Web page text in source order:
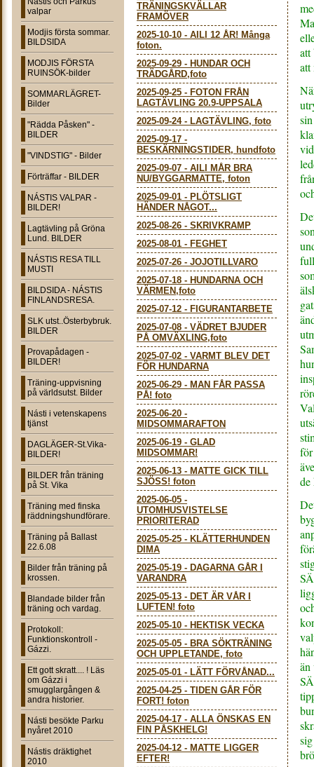
valpar
Modjis första sommar.
BILDSIDA
MODJIS FÖRSTA
RUINSÖK-bilder
SOMMARLÄGRET-
Bilder
"Rädda Påsken" -
BILDER
"VINDSTIG" - Bilder
Förträffar - BILDER
NÁSTIS VALPAR -
BILDER!
Lagtävling på Gröna
Lund. BILDER
NÁSTIS RESA TILL
MUSTI
BILDSIDA - NÁSTIS
FINLANDSRESA.
SLK utst..Österbybruk.
BILDER
Provapådagen -
BILDER!
Träning-uppvisning
på världsutst. Bilder
Násti i vetenskapens
tjänst
DAGLÄGER-St.Vika-
BILDER!
BILDER från träning
på St. Vika
Träning med finska
räddningshundförare.
Träning på Ballast
22.6.08
Bilder från träning på
krossen.
Blandade bilder från
träning och vardag.
Protokoll:
Funktionskontroll -
Gázzi.
Ett gott skratt.... ! Läs
om Gázzi i
smugglargången &
andra historier.
Násti besökte Parku
nyåret 2010
Nástis dräktighet
2010
TRÄNINGSKVÄLLAR
FRAMÖVER
2025-10-10 - AILI 12 ÅR! Många
foton.
2025-09-29 - HUNDAR OCH
TRÄDGÅRD,foto
2025-09-25 - FOTON FRÅN
LAGTÄVLING 20.9-UPPSALA
2025-09-24- LAGTÄVLING, foto
2025-09-17 -
BESKÄRNINGSTIDER, hundfoto
2025-09-07 - AILI MÅR BRA
NU/BYGGARMATTE, foton
2025-09-01 - PLÖTSLIGT
HÄNDER NÅGOT...
2025-08-26 - SKRIVKRAMP
2025-08-01 - FEGHET
2025-07-26 - JOJOTILLVARO
2025-07-18 - HUNDARNA OCH
VÄRMEN,foto
2025-07-12 - FIGURANTARBETE
2025-07-08 - VÄDRET BJUDER
PÅ OMVÄXLING,foto
2025-07-02 - VARMT BLEV DET
FÖR HUNDARNA
2025-06-29 - MAN FÅR PASSA
PÅ! foto
2025-06-20 -
MIDSOMMARAFTON
2025-06-19 - GLAD
MIDSOMMAR!
2025-06-13 - MATTE GICK TILL
SJÖSS! foton
2025-06-05 -
UTOMHUSVISTELSE
PRIORITERAD
2025-05-25 - KLÄTTERHUNDEN
DIMA
2025-05-19 - DAGARNA GÅR I
VARANDRA
2025-05-13 - DET ÄR VÅR I
LUFTEN! foto
2025-05-10 - HEKTISK VECKA
2025-05-05 - BRA SÖKTRÄNING
OCH UPPLETANDE, foto
2025-05-01 - LÄTT FÖRVÅNAD...
2025-04-25 - TIDEN GÅR FÖR
FORT! foton
2025-04-17 - ALLA ÖNSKAS EN
FIN PÅSKHELG!
2025-04-12 - MATTE LIGGER
EFTER!
att
att
de
än